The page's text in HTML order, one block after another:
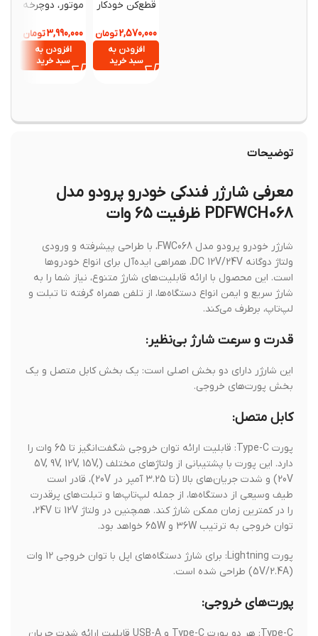
قطع‌کن خودکار
Eject Phone
Charger)
2,570,000تومان
افزودن به
سبد خرید
موتور، دوچرخه
FONGKE مدل
YY001
3,990,000تومان
افزودن به
سبد خرید
کمپینگ
توضیحات
معرفی شارژر فندکی خودرو پرودو مدل
PDFWCH068 ظرفیت ۶۵ وات
شارژر خودرو پرودو مدل FWC068، با طراحی پیشرفته و ورودی
ولتاژ دوگانه DC 12V/24V، همراهی ایده‌آل برای انواع خودروها
است. این محصول با ارائه قابلیت‌های شارژ متنوع، نیاز شما را به
شارژ سریع و ایمن انواع دستگاه‌ها، از تلفن همراه گرفته تا تبلت و
لپ‌تاپ، برطرف می‌کند.
قدرت و سرعت شارژ بی‌نظیر:
این شارژر دارای دو بخش اصلی است: یک بخش کابل متصل و یک
بخش پورت‌های خروجی.
کابل متصل:
پورت Type-C: قابلیت ارائه توان خروجی شگفت‌انگیز تا 65 وات را
دارد. این پورت با پشتیبانی از ولتاژهای مختلف (5V, 9V, 12V, 15V,
20V) و شدت جریان‌های بالا (تا 3.25 آمپر در 20V)، قادر است
طیف وسیعی از دستگاه‌ها، از جمله لپ‌تاپ‌ها و تبلت‌های پرقدرت
توان خروجی به ترتیب 36W و 65W خواهد بود.
پورت Lightning: برای شارژ دستگاه‌های اپل با توان خروجی 12 وات
پورت‌های خروجی: